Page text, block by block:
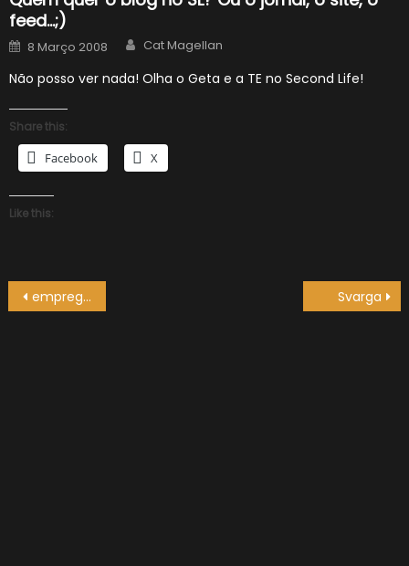
feed…;)
Posted
on
8 Março 2008 Author
Cat Magellan
Não posso ver nada! Olha o Geta e a TE no Second Life!
Share this:
Facebook X
Like this:
Navegação
emprego na Reuters SL Svarga